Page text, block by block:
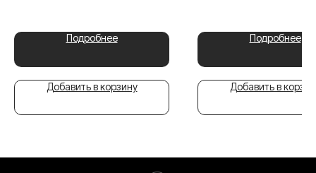
Подробнее
Добавить в корзину
Подробнее
Добавить в